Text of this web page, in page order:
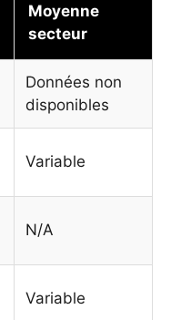
Moyenne
secteur
Données non
disponibles
Variable
N/A
Variable